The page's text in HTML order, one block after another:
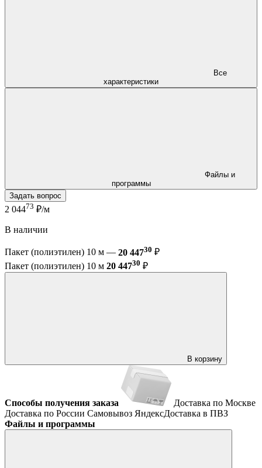
характеристики
программы
Задать вопрос
2 04473 ₽/м
В наличии
Пакет (полиэтилен) 10 м — 20 44730 ₽
Пакет (полиэтилен) 10 м 20 44730 ₽
В корзину
Способы получения заказа
Доставка по Москве
Доставка по России Самовывоз ЯндексДоставка в ПВЗ
Файлы и программы